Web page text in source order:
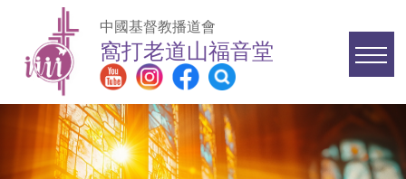
移至主內容
中國基督教播道會
窩打老道山福音堂
Main
navigation